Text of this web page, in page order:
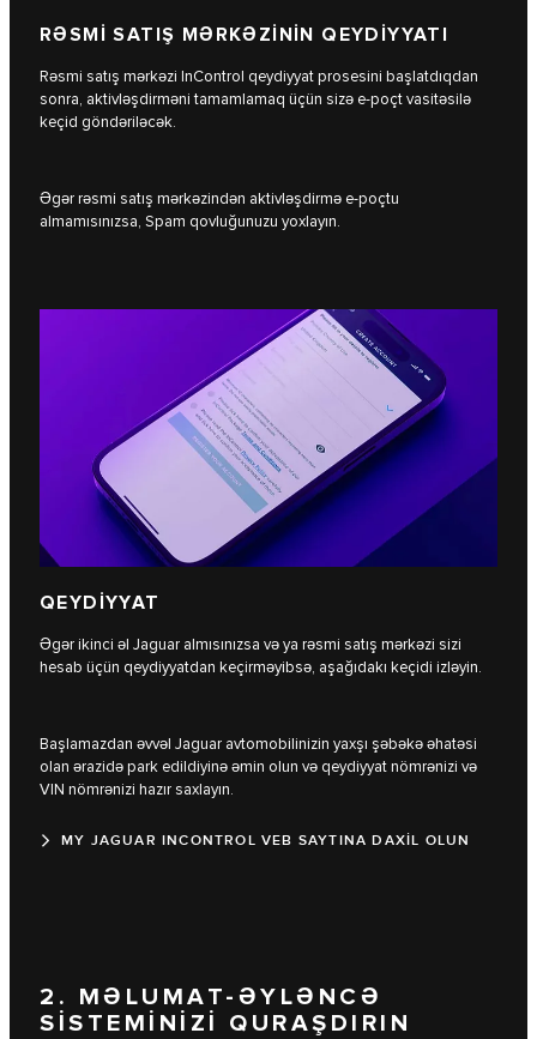
RƏSMİ SATIŞ MƏRKƏZİNİN QEYDİYYATI
Rəsmi satış mərkəzi InControl qeydiyyat prosesini başlatdıqdan
sonra, aktivləşdirməni tamamlamaq üçün sizə e-poçt vasitəsilə
keçid göndəriləcək.
Əgər rəsmi satış mərkəzindən aktivləşdirmə e-poçtu
almamısınızsa, Spam qovluğunuzu yoxlayın.
QEYDİYYAT
Əgər ikinci əl Jaguar almısınızsa və ya rəsmi satış mərkəzi sizi
hesab üçün qeydiyyatdan keçirməyibsə, aşağıdakı keçidi izləyin.
Başlamazdan əvvəl Jaguar avtomobilinizin yaxşı şəbəkə əhatəsi
olan ərazidə park edildiyinə əmin olun və qeydiyyat nömrənizi və
VIN nömrənizi hazır saxlayın.
MY JAGUAR INCONTROL VEB SAYTINA DAXİL OLUN
2. MƏLUMAT-ƏYLƏNCƏ
SİSTEMİNİZİ QURAŞDIRIN